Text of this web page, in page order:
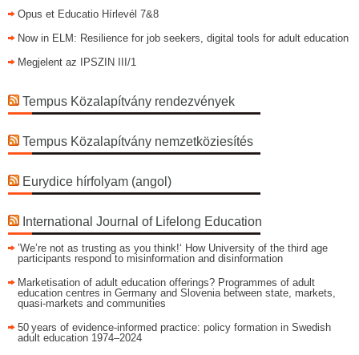
Opus et Educatio Hírlevél 7&8
Now in ELM: Resilience for job seekers, digital tools for adult education
Megjelent az IPSZIN III/1
Tempus Közalapítvány rendezvények
Tempus Közalapítvány nemzetköziesítés
Eurydice hírfolyam (angol)
International Journal of Lifelong Education
’We’re not as trusting as you think!‘ How University of the third age
participants respond to misinformation and disinformation
Marketisation of adult education offerings? Programmes of adult
education centres in Germany and Slovenia between state, markets,
quasi-markets and communities
50 years of evidence‑informed practice: policy formation in Swedish
adult education 1974–2024